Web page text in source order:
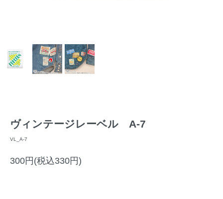
ヴィンテージレーベル A-7
VL_A-7
300円(税込330円)